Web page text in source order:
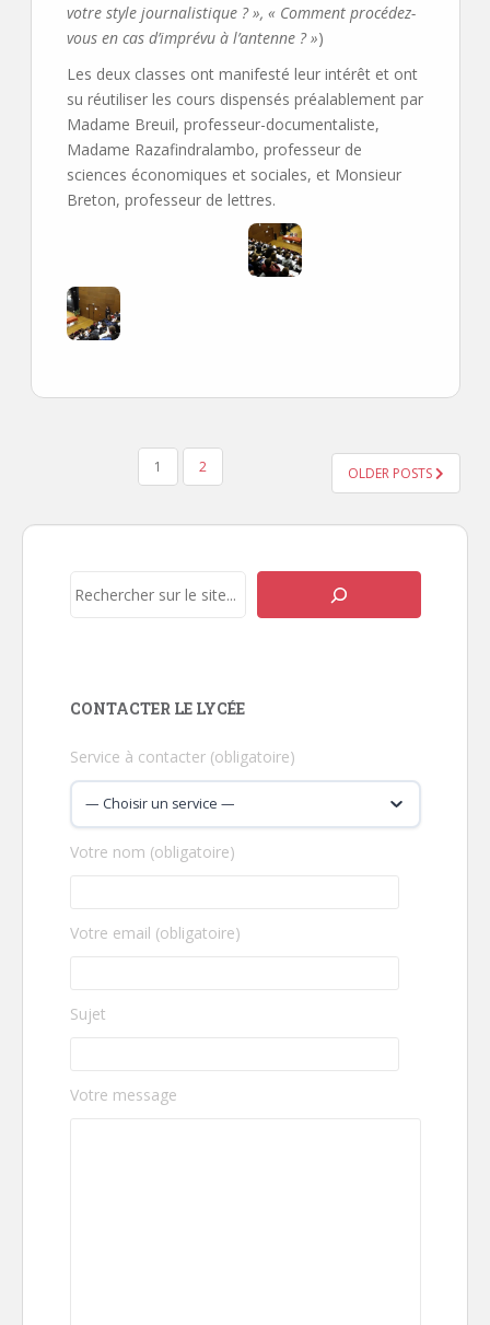
votre style journalistique ? », « Comment procédez-
vous en cas d’imprévu à l’antenne ? »)
Les deux classes ont manifesté leur intérêt et ont
su réutiliser les cours dispensés préalablement par
Madame Breuil, professeur-documentaliste,
Madame Razafindralambo, professeur de
sciences économiques et sociales, et Monsieur
Breton, professeur de lettres.
PUBLICATIONS
1 2 OLDER POSTS
CONTACTER LE LYCÉE
Service à contacter (obligatoire)
Votre nom (obligatoire)
Votre email (obligatoire)
Sujet
Votre message